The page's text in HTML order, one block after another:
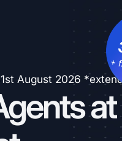
August 2026 +